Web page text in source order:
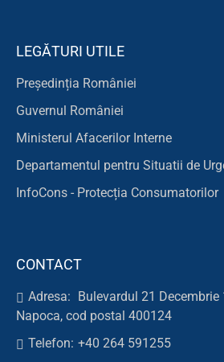
LEGĂTURI UTILE
Președinția României
Guvernul României
Ministerul Afacerilor Interne
Departamentul pentru Situatii de
InfoCons - Protecția Consumatorilor
CONTACT
Adresa:
Bulevardul 21 Decembrie
Napoca, cod postal 400124
Telefon: +40 264 591255